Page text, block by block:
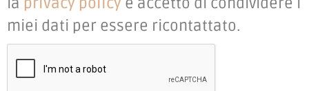
miei dati per essere ricontattato.